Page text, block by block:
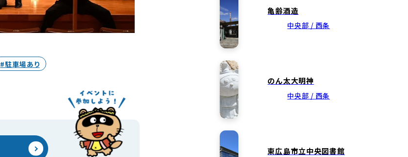
#駐車場あり
亀齢酒造
中央部 / 西条
のん太大明神
中央部 / 西条
東広島市立中央図書館